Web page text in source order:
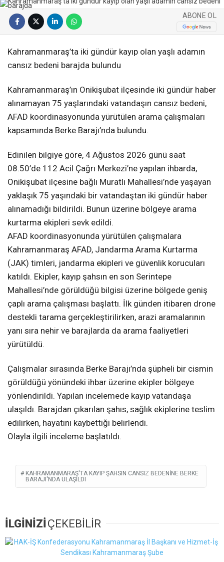
ABONE OL
Kahramanmaraş’ta iki gündür kayıp olan yaşlı adamın
cansız bedeni barajda bulundu
Kahramanmaraş’ın Onikişubat ilçesinde iki gündür haber
alınamayan 75 yaşlarındaki vatandaşın cansız bedeni,
AFAD koordinasyonunda yürütülen arama çalışmaları
kapsamında Berke Barajı’nda bulundu.
Edinilen bilgiye göre, 4 Ağustos 2026 günü saat
08.50’de 112 Acil Çağrı Merkezi’ne yapılan ihbarda,
Onikişubat ilçesine bağlı Muratlı Mahallesi’nde yaşayan
yaklaşık 75 yaşındaki bir vatandaştan iki gündür haber
alınamadığı bildirildi. Bunun üzerine bölgeye arama
kurtarma ekipleri sevk edildi.
AFAD koordinasyonunda yürütülen çalışmalara
Kahramanmaraş AFAD, Jandarma Arama Kurtarma
(JAK) timleri, jandarma ekipleri ve güvenlik korucuları
katıldı. Ekipler, kayıp şahsın en son Serintepe
Mahallesi’nde görüldüğü bilgisi üzerine bölgede geniş
çaplı arama çalışması başlattı. İlk günden itibaren drone
destekli tarama gerçekleştirilirken, arazi aramalarının
yanı sıra nehir ve barajlarda da arama faaliyetleri
yürütüldü.
Çalışmalar sırasında Berke Barajı’nda şüpheli bir cismin
görüldüğü yönündeki ihbar üzerine ekipler bölgeye
yönlendirildi. Yapılan incelemede kayıp vatandaşa
ulaşıldı. Barajdan çıkarılan şahıs, sağlık ekiplerine teslim
edilirken, hayatını kaybettiği belirlendi.
Olayla ilgili inceleme başlatıldı.
KAHRAMANMARAŞ'TA KAYIP ŞAHSIN CANSIZ BEDENINE BERKE
BARAJI'NDA ULAŞILDI
İLGİNİZİÇEKEBİLİR